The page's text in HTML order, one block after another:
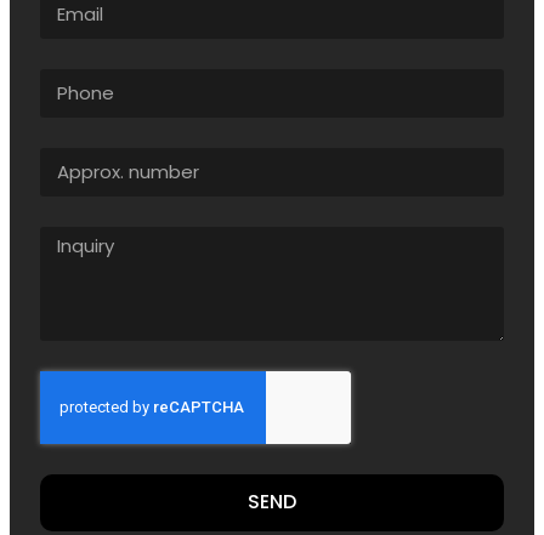
SEND